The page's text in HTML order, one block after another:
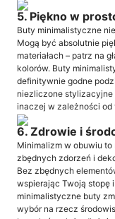
5. Piękno w
Buty minimalistyczne
Mogą być absolutnie
materiałach – patrz na
kolorów. Buty
definitywnie godne
niezliczone stylizacyjne
inaczej w zależności od
6. Zdrowie i
Minimalizm w obuwiu
zbędnych zdorzeń i
Bez zbędnych
wspierając Twoją stopę
minimalistyczne buty
wybór na rzecz